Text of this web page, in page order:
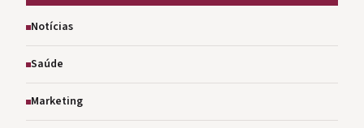
Notícias
Saúde
Marketing